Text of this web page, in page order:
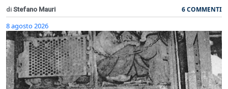
di Stefano Mauri 6 COMMENTI
8 agosto 2026